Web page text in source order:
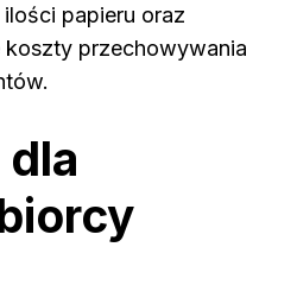
papieru oraz
koszty przechowywania